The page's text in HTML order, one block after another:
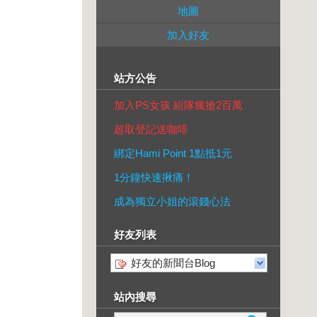
地圖
加入好友
站方公告
加入PS女孩 組隊瘋搶2百萬
超取登記送咖啡
綁定Hami Point 1點抵1元
1分鐘快速揪痛！
成為獨立小姐的滾錢心法
好友列表
好友的新聞台Blog
站內搜尋